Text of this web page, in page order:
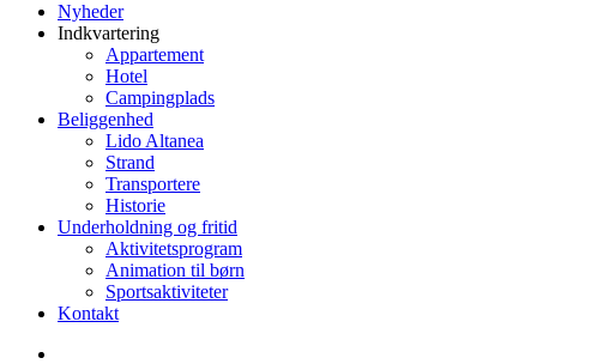
Nyheder
Indkvartering
Appartement
Hotel
Campingplads
Beliggenhed
Lido Altanea
Strand
Transportere
Historie
Underholdning og fritid
Aktivitetsprogram
Animation til børn
Sportsaktiviteter
Kontakt